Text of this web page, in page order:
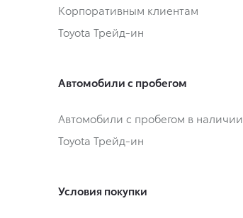
Корпоративным клиентам
Toyota Трейд-ин
Автомобили с пробегом
Автомобили с пробегом в наличии
Toyota Трейд-ин
Условия покупки